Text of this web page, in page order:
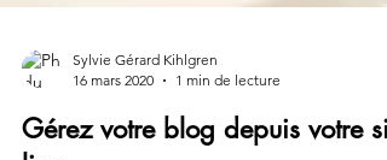
Sylvie Gérard Kihlgren
16 mars 2020
1 min de lecture